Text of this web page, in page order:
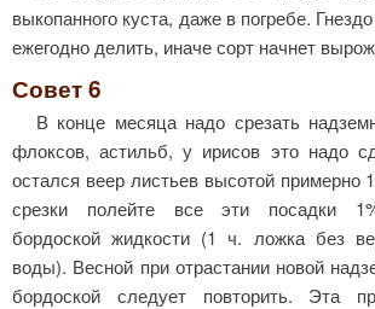
выкопанного куста, даже в погребе.
ежегодно делить, иначе сорт начнет
Совет 6
В конце месяца надо срезать
флоксов, астильб, у ирисов это надо
остался веер листьев высотой примерно
срезки полейте все эти посадки
бордоской жидкости (1 ч. ложка без
воды). Весной при отрастании новой
бордоской следует повторить. Эта